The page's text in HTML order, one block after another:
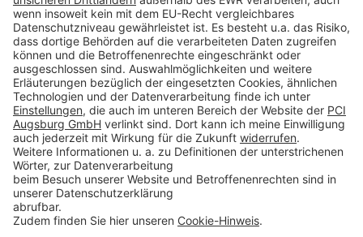
Produkte
Toolbox
Über THOMSIT
Kontakt